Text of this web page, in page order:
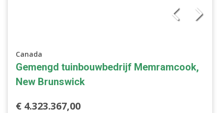
Canada
Gemengd tuinbouwbedrijf Memramcook,
New Brunswick
€ 4.323.367,00